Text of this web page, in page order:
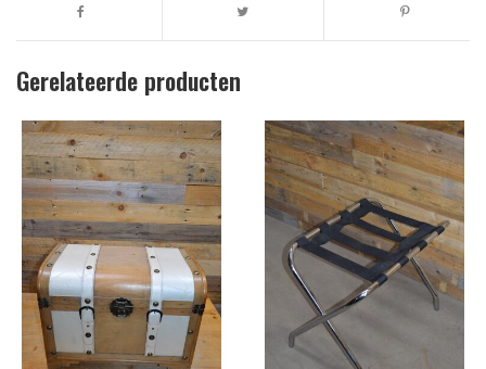
Gerelateerde producten